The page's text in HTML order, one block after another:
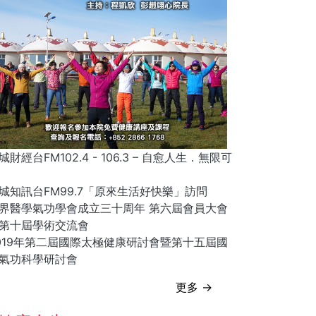
財經台FM102.4 - 106.3 – 自愈人生．無限可
知訊台FM99.7「原來生活好快樂」訪問
醫學氣功學會成立三十周年 第六屆會員大會
十屆學術交流會
年第二屆國際太極健康研討會暨第十五屆國
功科學研討會
更多 →